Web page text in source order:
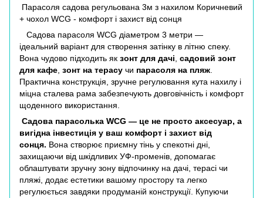
Парасоля садова регульована 3м з нахилом Коричневий
+ чохол WCG - комфорт і захист від сонця
Садова парасоля WCG діаметром 3 метри —
ідеальний варіант для створення затінку в літню спеку.
Вона чудово підходить як зонт для дачі садовий зонт
для кафе зонт на терасу чи парасоля на пляж
Практична конструкція, зручне регулювання кута нахилу і
міцна сталева рама забезпечують довговічність і комфорт
щоденного використання.
Садова парасолька WCG — це не просто аксесуар, а
вигідна інвестиція у ваш комфорт і захист від
сонця. Вона створює приємну тінь у спекотні дні,
захищаючи від шкідливих УФ-променів, допомагає
облаштувати зручну зону відпочинку на дачі, терасі чи
пляжі, додає естетики вашому простору та легко
регулюється завдяки продуманій конструкції. Купуючи